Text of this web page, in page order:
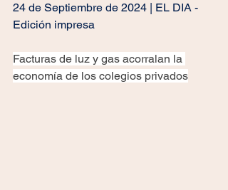
24 de Septiembre de 2024 | EL DIA -
Edición impresa
Facturas de luz y gas acorralan la
economía de los colegios privados